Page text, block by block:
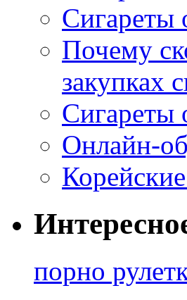
Сигареты
Почему
закупках
Сигареты
Онлайн-
порно